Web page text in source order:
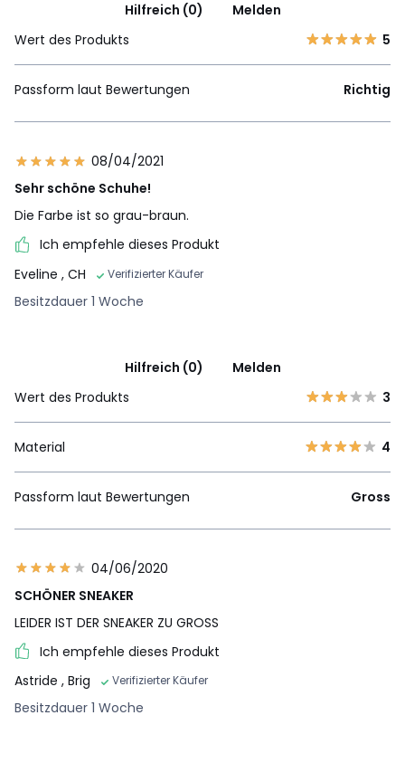
Hilfreich (0)
Melden
Wert des Produkts
5
Passform laut Bewertungen Richtig
08/04/2021
Sehr schöne Schuhe!
Die Farbe ist so grau-braun.
Ich empfehle dieses Produkt
Eveline , CH Verifizierter Käufer
Besitzdauer 1 Woche
Hilfreich (0)
Melden
Wert des Produkts
3
Material 4
Passform laut Bewertungen Gross
04/06/2020
SCHÖNER SNEAKER
LEIDER IST DER SNEAKER ZU GROSS
Ich empfehle dieses Produkt
Astride , Brig Verifizierter Käufer
Besitzdauer 1 Woche